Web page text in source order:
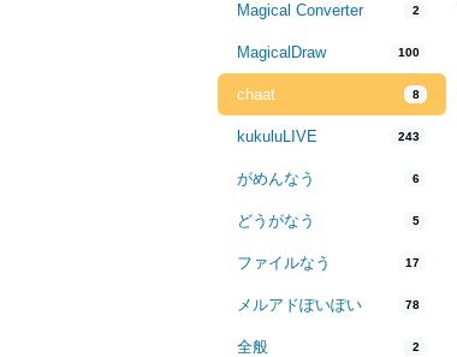
Magical Converter 2
MagicalDraw 100
chaat 8
kukuluLIVE 243
がめんなう 6
どうがなう 5
ファイルなう 17
メルアドぽいぽい 78
全般 2